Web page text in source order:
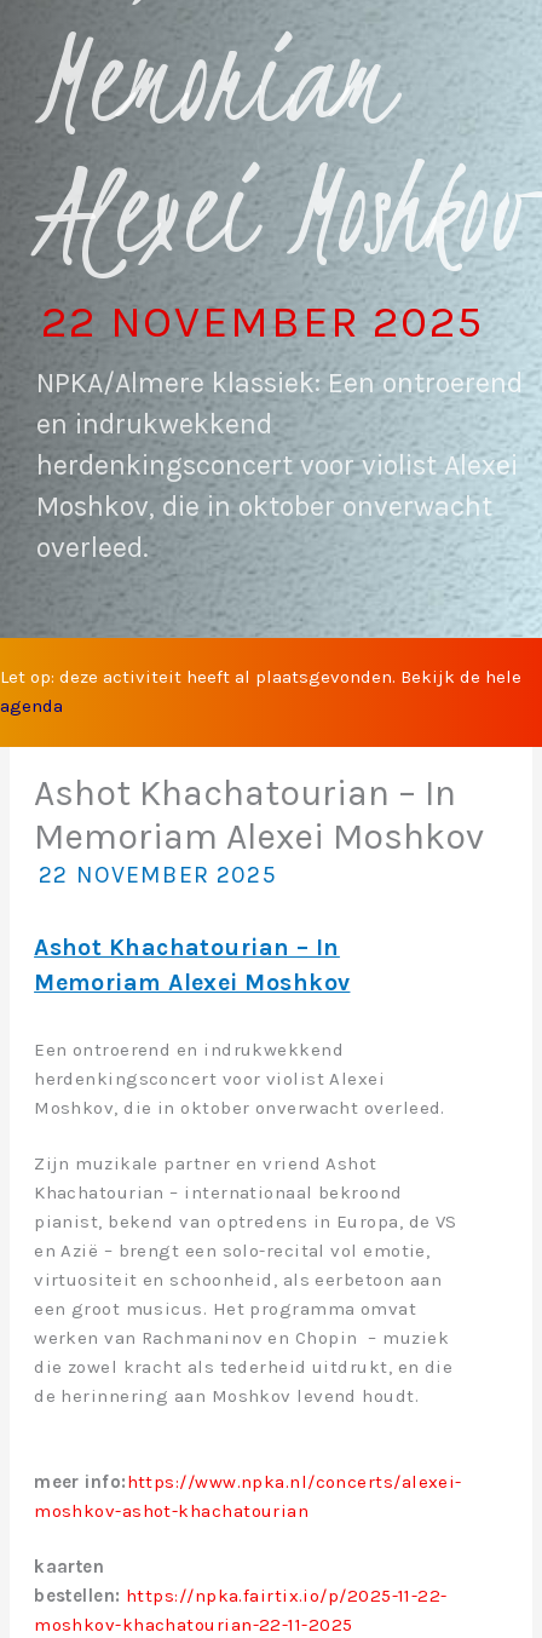
Memoriam
Alexei Moshkov
22 NOVEMBER 2025
NPKA/Almere klassiek: Een ontroerend
en indrukwekkend
herdenkingsconcert voor violist Alexei
Moshkov, die in oktober onverwacht
overleed.
Let op: deze activiteit heeft al plaatsgevonden. Bekijk de hele
agenda
Ashot Khachatourian – In
Memoriam Alexei Moshkov
22 NOVEMBER 2025
Ashot Khachatourian – In
Memoriam Alexei Moshkov
Een ontroerend en indrukwekkend
herdenkingsconcert voor violist Alexei
Moshkov, die in oktober onverwacht overleed.
Zijn muzikale partner en vriend Ashot
Khachatourian – internationaal bekroond
pianist, bekend van optredens in Europa, de VS
en Azië – brengt een solo-recital vol emotie,
virtuositeit en schoonheid, als eerbetoon aan
een groot musicus. Het programma omvat
werken van Rachmaninov en Chopin – muziek
die zowel kracht als tederheid uitdrukt, en die
de herinnering aan Moshkov levend houdt.
meer info:https://www.npka.nl/concerts/alexei-
moshkov-ashot-khachatourian
kaarten
bestellen: https://npka.fairtix.io/p/2025-11-22-
moshkov-khachatourian-22-11-2025